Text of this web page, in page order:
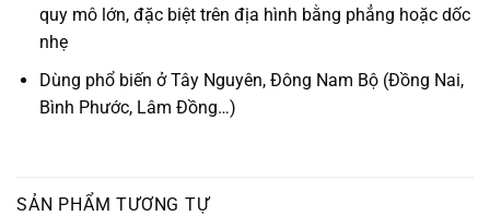
quy mô lớn, đặc biệt trên địa hình bằng phẳng hoặc dốc
nhẹ
Dùng phổ biến ở Tây Nguyên, Đông Nam Bộ (Đồng Nai,
Bình Phước, Lâm Đồng…)
SẢN PHẨM TƯƠNG TỰ